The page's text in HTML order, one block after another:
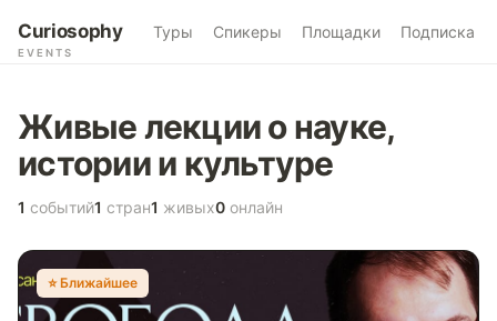
Curiosophy
EVENTS
Туры Спикеры Площадки Подписка
Живые лекции о науке,
истории и культуре
1 событий1 стран1 живых0 онлайн
⭐️ Ближайшее